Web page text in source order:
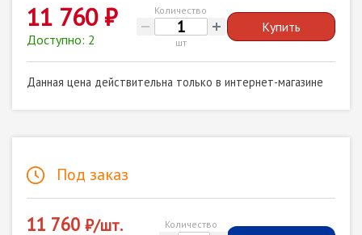
11 760 ₽
Доступно: 2
Количество
шт
Купить
Данная цена действительна только в интернет-магазине
Под заказ
11 760 ₽/шт. Количество